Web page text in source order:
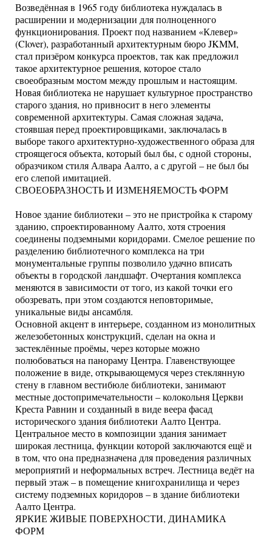
Возведённая в 1965 году библиотека нуждалась в
расширении и модернизации для полноценного
функционирования. Проект под названием «Клевер»
(Clover), разработанный архитектурным бюро JKMM,
стал призёром конкурса проектов, так как предложил
такое архитектурное решения, которое стало
своеобразным мостом между прошлым и настоящим.
Новая библиотека не нарушает культурное пространство
старого здания, но привносит в него элементы
современной архитектуры. Самая сложная задача,
стоявшая перед проектировщиками, заключалась в
выборе такого архитектурно-художественного образа для
строящегося объекта, который был бы, с одной стороны,
образчиком стиля Алвара Аалто, а с другой – не был бы
его слепой имитацией.
СВОЕОБРАЗНОСТЬ И ИЗМЕНЯЕМОСТЬ ФОРМ
Новое здание библиотеки – это не пристройка к старому
зданию, спроектированному Аалто, хотя строения
соединены подземными коридорами. Смелое решение по
разделению библиотечного комплекса на три
монументальные группы позволило удачно вписать
объекты в городской ландшафт. Очертания комплекса
меняются в зависимости от того, из какой точки его
обозревать, при этом создаются неповторимые,
уникальные виды ансамбля.
Основной акцент в интерьере, созданном из монолитных
железобетонных конструкций, сделан на окна и
застеклённые проёмы, через которые можно
полюбоваться на панораму Центра. Главенствующее
положение в виде, открывающемуся через стеклянную
стену в главном вестибюле библиотеки, занимают
местные достопримечательности – колокольня Церкви
Креста Равнин и созданный в виде веера фасад
исторического здания библиотеки Аалто Центра.
Центральное место в композиции здания занимает
широкая лестница, функции которой заключаются ещё и
в том, что она предназначена для проведения различных
мероприятий и неформальных встреч. Лестница ведёт на
первый этаж – в помещение книгохранилища и через
систему подземных коридоров – в здание библиотеки
Аалто Центра.
ЯРКИЕ ЖИВЫЕ ПОВЕРХНОСТИ, ДИНАМИКА
ФОРМ